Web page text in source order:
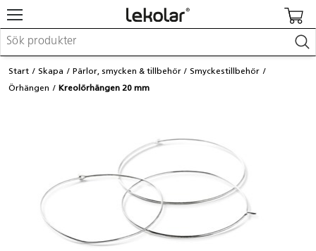
Möbler & inredning
Lekplatsutrustning & utemiljö
Skolförbrukning & kontorsmaterial
Logga in / Registrera dig
Hitta din säljare
Start Skapa Pärlor, smycken & tillbehör
Smyckestillbehör
Örhängen
Kreolörhängen 20 mm